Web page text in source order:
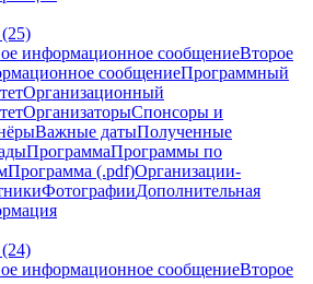
информационное сообщениеВторое
сообщениеПрограммный
Организационный
ОрганизаторыСпонсоры и
Важные датыПолученные
ПрограммаПрограммы по
Программа (.pdf)Организации-
ФотографииДополнительная
информационное сообщениеВторое